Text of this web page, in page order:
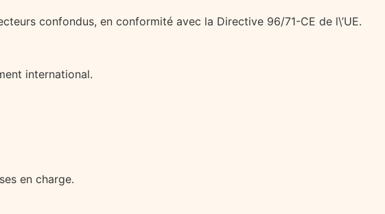
confondus, en conformité avec la Directive 96/71-CE de l\’UE.
international.
en charge.